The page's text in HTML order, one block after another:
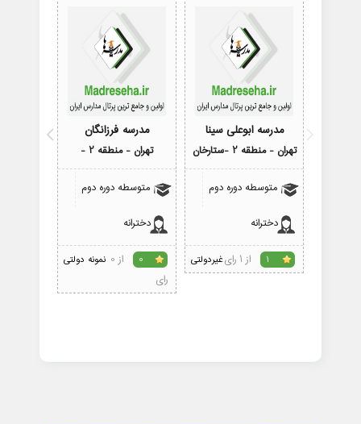
مدرسه ابوعلی سینا
تهران - منطقه 2 -ستارخان
متوسطه دوره دوم
دخترانه
غیردولتی 1 از 1 رای
مدرسه فرزانگان
تهران - منطقه 2 -
متوسطه دوره دوم
دخترانه
نمونه دولتی 0
از 0
رای